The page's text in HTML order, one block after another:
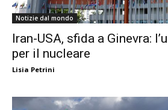
Notizie dal mondo
Iran-USA, sfida a Ginevra:
per il nucleare
Lisia Petrini